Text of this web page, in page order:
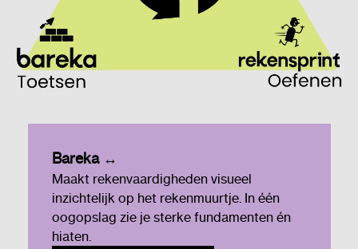
Bareka ↔
Maakt rekenvaardigheden visueel
inzichtelijk op het rekenmuurtje. In één
oogopslag zie je sterke fundamenten én
hiaten.